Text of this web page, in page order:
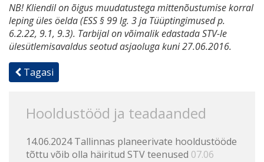
NB! Kliendil on õigus muudatustega mittenõustumise korral
leping üles öelda (ESS § 99 lg. 3 ja Tüüptingimused p.
6.2.22, 9.1, 9.3). Tarbijal on võimalik edastada STV-le
ülesütlemisavaldus seotud asjaoluga kuni 27.06.2016.
Tagasi
Hooldustööd ja teadaanded
14.06.2024 Tallinnas planeerivate hooldustööde
tõttu võib olla häiritud STV teenused 07.06